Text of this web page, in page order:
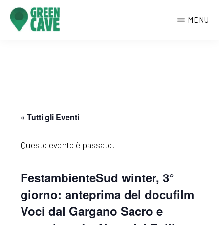
Passa
MENU
« Tutti gli Eventi
Questo evento è passato.
FestambienteSud winter, 3°
giorno: anteprima del docufilm
Voci dal Gargano Sacro e